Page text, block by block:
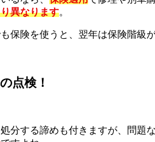
異なります。
保険を使うと、翌年は保険階級
点検！
分する諦めも付きますが、問題